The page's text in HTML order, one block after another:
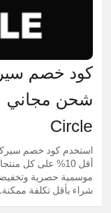
شحن مجاني
Circle
استخدم كود خصم سيركل
موسمية حصرية
شراء بأقل تكلفة ممكنة.